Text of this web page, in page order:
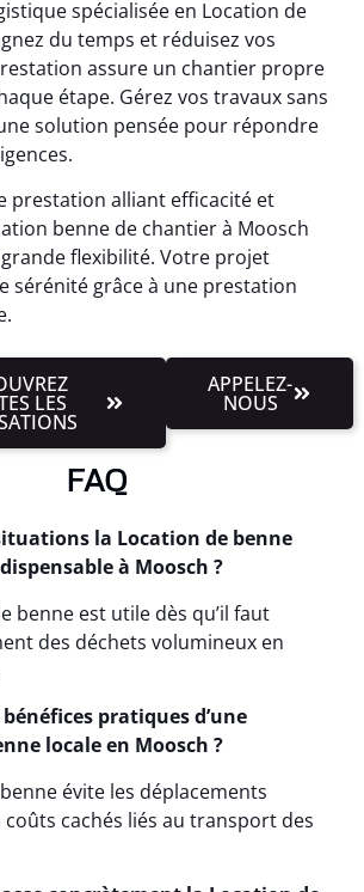
spécialisée en Location de
du temps et réduisez vos
assure un chantier propre
étape. Gérez vos travaux sans
solution pensée pour répondre
prestation alliant efficacité et
benne de chantier à Moosch
flexibilité. Votre projet
sérénité grâce à une prestation
LES
APPELEZ-
NOUS
FAQ
la Location de benne
à Moosch ?
benne est utile dès qu’il faut
des déchets volumineux en
pratiques d’une
locale en Moosch ?
évite les déplacements
cachés liés au transport des